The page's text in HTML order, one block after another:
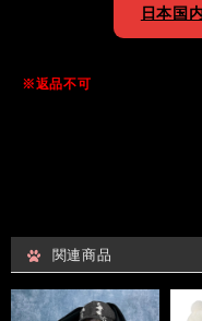
日本国
※返品不可
関連商品